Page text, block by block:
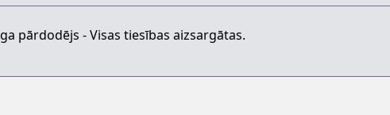
pārdodējs - Visas tiesības aizsargātas.